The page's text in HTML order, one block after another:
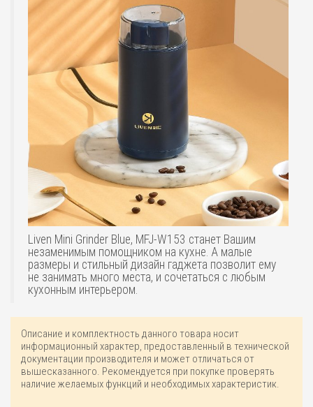
Liven Mini Grinder Blue, MFJ-W153 станет Вашим
незаменимым помощником на кухне. А малые
размеры и стильный дизайн гаджета позволит ему
не занимать много места, и сочетаться с любым
кухонным интерьером.
Описание и комплектность данного товара носит
информационный характер, предоставленный в технической
документации производителя и может отличаться от
вышесказанного. Рекомендуется при покупке проверять
наличие желаемых функций и необходимых характеристик.